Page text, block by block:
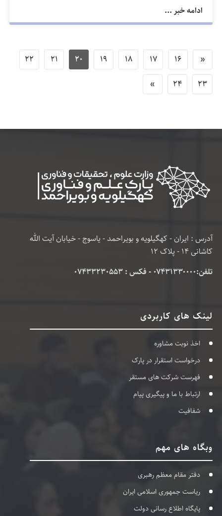
ادامه خبر ...
«
16
17
18
19
20
21
22
23
24
»
آدرس : ایران - کهگیلویه و بویراحمد - یاسوج - خیابان آیت الله
کاشانی 14 - پلاک 12
تلفن:۰۷۴۳۱۳۳۰۰۰۰ - فکس : 07433230553
لینک های کاربردی
اخذ نوبت مشاوره
درخواست استقرار در پارک
فهرست شرکت های مستقر
ارتباط با ما و پیگیری پیام
شفافیت
وبگاه های مهم
دفتر مقام معظم رهبری
ریاست جمهوری اسلامی ایران
پایگاه اطلاع رسانی دولت